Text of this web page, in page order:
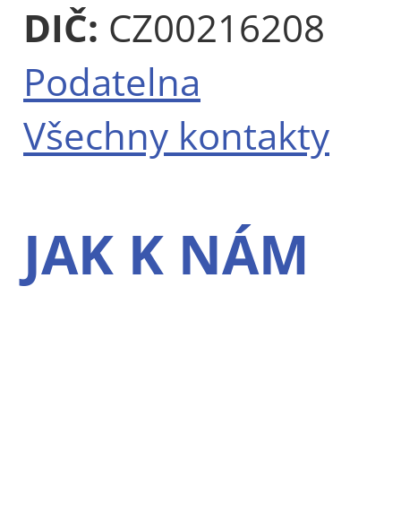
DIČ: CZ00216208
Podatelna
Všechny kontakty
JAK K NÁM